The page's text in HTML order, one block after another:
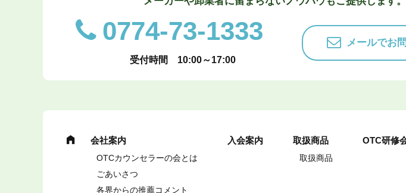
0774-73-1333
受付時間 10:00～17:00
メールでお
会社案内
OTCカウンセラーの会とは
ごあいさつ
各界からの推薦コメント
入会案内 取扱商品
取扱商品
OTC研修